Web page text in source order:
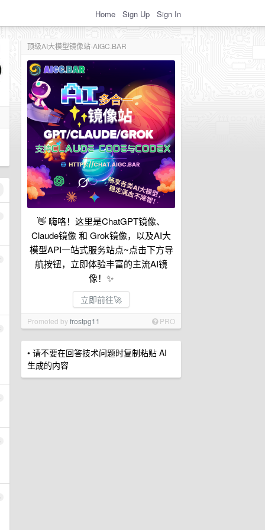
Home Sign Up Sign In
顶级AI大模型镜像站-AIGC.BAR
👋 嗨咯！这里是ChatGPT镜像、
Claude镜像 和 Grok镜像，以及AI大
模型API一站式服务站点~点击下方导
航按钮，立即体验丰富的主流AI镜
像！✨
立即前往🚀
Promoted byfrostpg11 PRO
• 请不要在回答技术问题时复制粘贴 AI
生成的内容